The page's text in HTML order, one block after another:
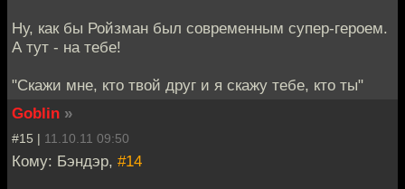
Ну, как бы Ройзман был современным супер-героем.
А тут - на тебе!
"Скажи мне, кто твой друг и я скажу тебе, кто ты"
Goblin »
#15 | 11.10.11 09:50
Кому: Бэндэр, #14